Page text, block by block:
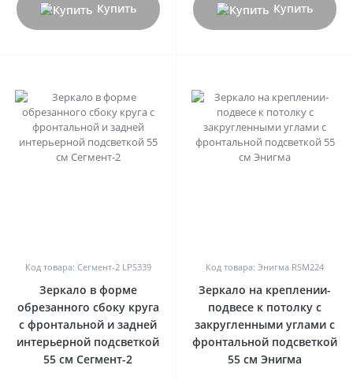
Купить Купить
Код товара: Сегмент-2 LPS339
Зеркало в форме
обрезанного сбоку круга
с фронтальной и задней
интерьерной подсветкой
55 см Сегмент-2
Код товара: Энигма RSM224
Зеркало на креплении-
подвесе к потолку с
закругленными углами с
фронтальной подсветкой
55 см Энигма